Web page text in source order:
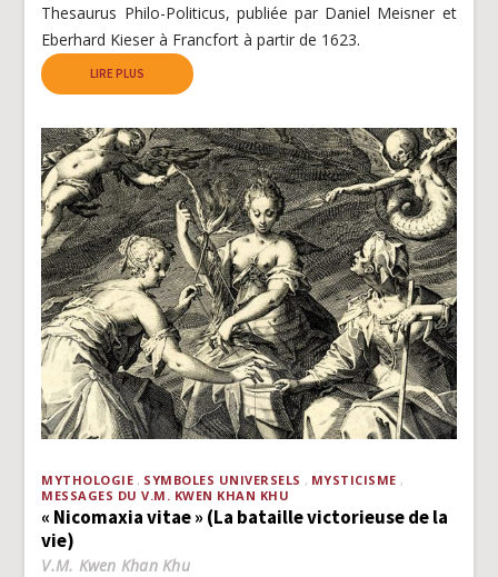
Thesaurus Philo-Politicus, publiée par Daniel Meisner et
Eberhard Kieser à Francfort à partir de 1623.
LIRE PLUS
MYTHOLOGIE SYMBOLES UNIVERSELS
MYSTICISME
MESSAGES DU V.M. KWEN KHAN KHU
« Nicomaxia vitae » (La bataille victorieuse de la
vie)
V.M. Kwen Khan Khu